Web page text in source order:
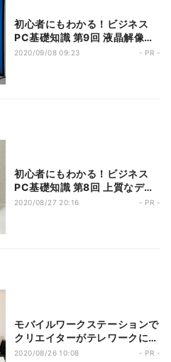
初心者にもわかる！ビジネス
PC基礎知識 第9回 液晶解像度
とスケーリングで何が変わる?
2020/09/08 09:23 - PR -
初心者にもわかる！ビジネス
PC基礎知識 第8回 上質なデザ
インと確かな性能が、モバイル
2020/08/27 20:16 - PR -
モバイルワークステーションで
クリエイターがテレワークに挑
戦！
2020/08/26 10:08 - PR -